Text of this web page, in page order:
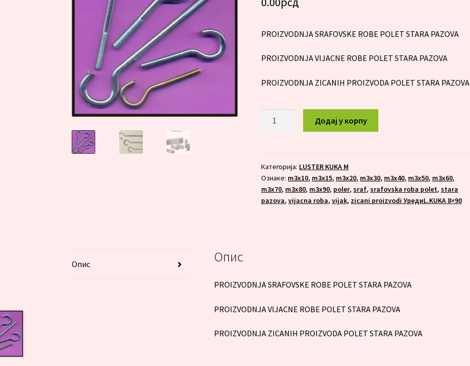
PROIZVODNJA SRAFOVSKE ROBE POLET STARA PAZOVA
PROIZVODNJA VIJACNE ROBE POLET STARA PAZOVA
PROIZVODNJA ZICANIH PROIZVODA POLET STARA PAZOVA
количина
Додај у корпу
Категорија: LUSTER KUKA M
Ознаке: m3x10, m3x15, m3x20, m3x30, m3x40, m3x50, m3x60,
m3x70, m3x80, m3x90, poler,sraf,srafovska roba polet,stara
pazova,vijacna roba,vijak, zicani proizvodi УредиL.KUKA 8×90
Опис Опис
PROIZVODNJA SRAFOVSKE ROBE POLET STARA PAZOVA
PROIZVODNJA VIJACNE ROBE POLET STARA PAZOVA
PROIZVODNJA ZICANIH PROIZVODA POLET STARA PAZOVA